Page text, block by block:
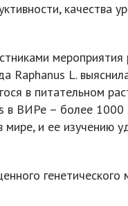
качества
мероприятия
Raphanus L.
в питательном
в ВИРе – более
и ее изучению